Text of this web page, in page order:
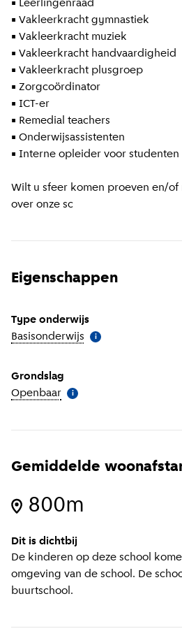
• Leerlingenraad
• Vakleerkracht gymnastiek
• Vakleerkracht muziek
• Vakleerkracht handvaardigheid
• Vakleerkracht plusgroep
• Zorgcoördinator
• ICT-er
• Remedial teachers
• Onderwijsassistenten
• Interne opleider voor studenten
Wilt u sfeer komen proeven en/of
over onze sc
Eigenschappen
Type onderwijs
Basisonderwijs Meer informatie
i
Grondslag
Openbaar Meer informatie
i
Gemiddelde
800m
Dit is dichtbij
De kinderen op deze school
omgeving van de school. De
buurtschool.